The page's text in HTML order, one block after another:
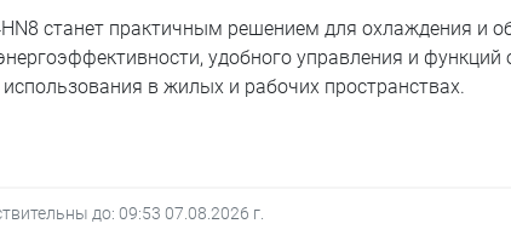
станет практичным решением для охлаждения и
удобного управления и функций
в жилых и рабочих пространствах.
до: 09:53 07.08.2026 г.